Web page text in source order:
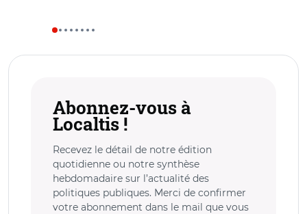
Abonnez-vous à
Localtis !
Recevez le détail de notre édition
quotidienne ou notre synthèse
hebdomadaire sur l’actualité des
politiques publiques. Merci de confirmer
votre abonnement dans le mail que vous